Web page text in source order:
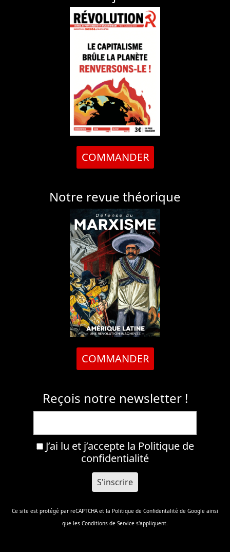
COMMANDER
Notre revue théorique
COMMANDER
Reçois notre newsletter !
J’ai lu et j’accepte la Politique de
confidentialité
Ce site est protégé par reCAPTCHA et la Politique de Confidentalité de Google ainsi
que les Conditions de Service s'appliquent.